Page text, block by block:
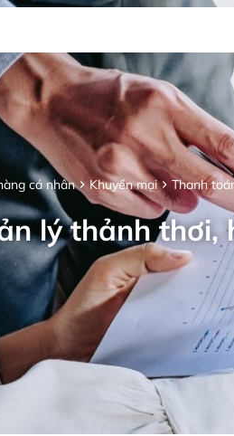
cá nhân Khuyến mại Thanh
lý thảnh thơi,